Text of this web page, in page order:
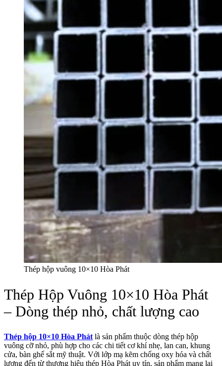
Thép hộp vuông 10×10 Hòa Phát
Thép Hộp Vuông 10×10 Hòa Phát
– Dòng thép nhỏ, chất lượng cao
Thép hộp 10×10 Hòa Phát là sản phẩm thuộc dòng thép hộp
vuông cỡ nhỏ, phù hợp cho các chi tiết cơ khí nhẹ, lan can, khung
cửa, bàn ghế sắt mỹ thuật. Với lớp mạ kẽm chống oxy hóa và chất
lượng đến từ thương hiệu thép Hòa Phát uy tín, sản phẩm mang lại